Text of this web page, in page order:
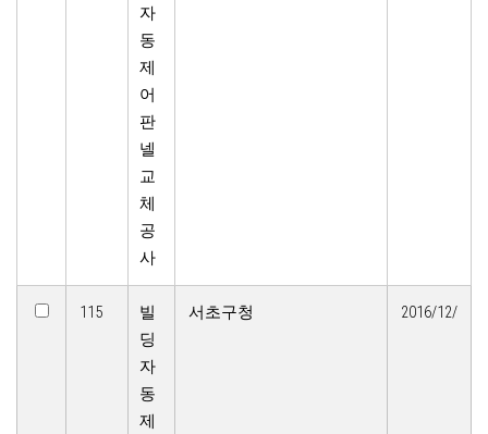
자
동
제
어
판
넬
교
체
공
사
115
빌
딩
자
동
제
서초구청 2016/12/